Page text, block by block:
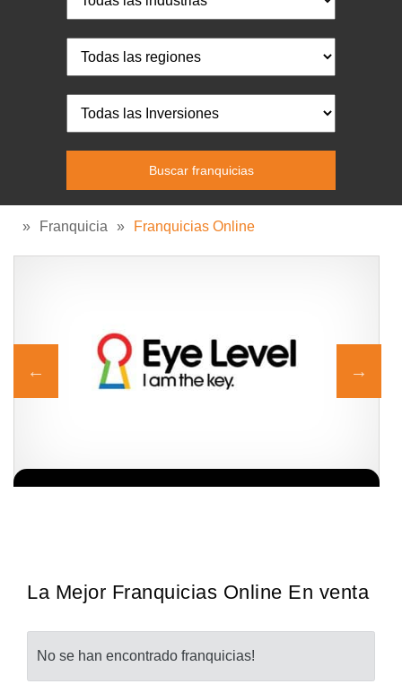
» Franquicia » Franquicias Online
La Mejor Franquicias Online En venta
No se han encontrado franquicias!